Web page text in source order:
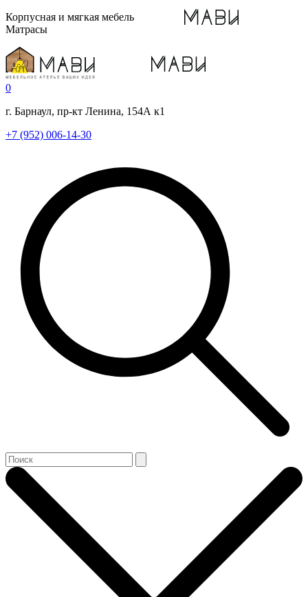
Корпусная и мягкая мебель
Матрасы
0
г. Барнаул, пр-кт Ленина, 154А к1
+7 (952) 006-14-30